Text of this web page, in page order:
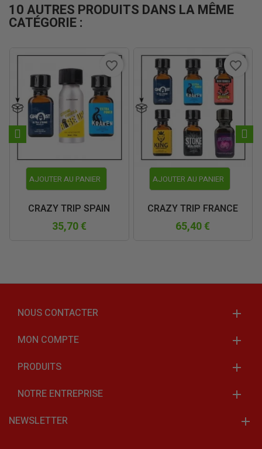
10 AUTRES PRODUITS DANS LA MÊME
CATÉGORIE :
AJOUTER AU PANIER
CRAZY TRIP SPAIN
35,70 €
favorite_border
AJOUTER AU PANIER
CRAZY TRIP FRANCE
65,40 €
favorite_border
NOUS CONTACTER
MON COMPTE
PRODUITS
NOTRE ENTREPRISE
NEWSLETTER